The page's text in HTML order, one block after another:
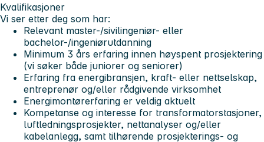
Kvalifikasjoner
Vi ser etter deg som har:
Relevant master-/sivilingeniør- eller
bachelor-/ingeniørutdanning
Minimum 3 års erfaring innen høyspent prosjektering
(vi søker både juniorer og seniorer)
Erfaring fra energibransjen, kraft- eller nettselskap,
entreprenør og/eller rådgivende virksomhet
Energimontørerfaring er veldig aktuelt
Kompetanse og interesse for transformatorstasjoner,
luftledningsprosjekter, nettanalyser og/eller
kabelanlegg, samt tilhørende prosjekterings- og